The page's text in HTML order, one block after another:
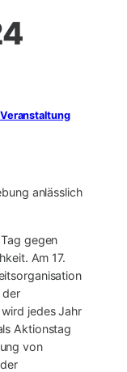
Veranstaltung
anlässlich
gegen
Am 17.
der
jedes Jahr
Aktionstag
von